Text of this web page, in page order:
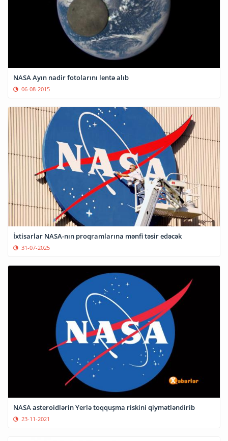
NASA Ayın nadir fotolarını lentə alıb
06-08-2015
İxtisarlar NASA-nın proqramlarına mənfi təsir edəcək
31-07-2025
NASA asteroidlərin Yerlə toqquşma riskini qiymətləndirib
23-11-2021